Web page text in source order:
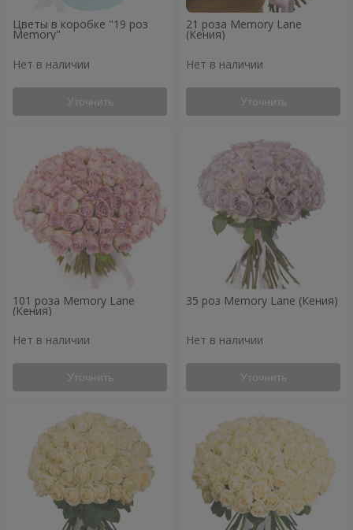
Цветы в коробке "19 роз
Memory"
Нет в наличии
Уточнить
21 роза Memory Lane
(Кения)
Нет в наличии
Уточнить
101 роза Memory Lane
(Кения)
Нет в наличии
Уточнить
35 роз Memory Lane (Кения)
Нет в наличии
Уточнить